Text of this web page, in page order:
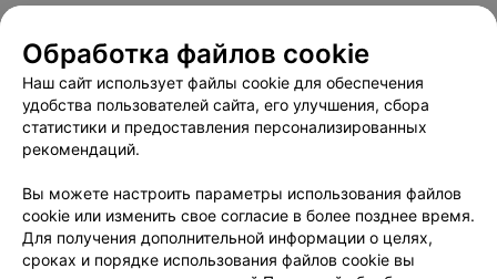
Пользовательское соглашение
Способы оплаты
Вакансии
Партнеры
Написать руководителю 103.by
Обработка персональных данных
Обработка файлов cookie
Наш сайт использует файлы cookie для обеспечения
удобства пользователей сайта, его улучшения, сбора
статистики и предоставления персонализированных
рекомендаций.
Вы можете настроить параметры использования файлов
cookie или изменить свое согласие в более позднее время.
Для получения дополнительной информации о целях,
сроках и порядке использования файлов cookie вы